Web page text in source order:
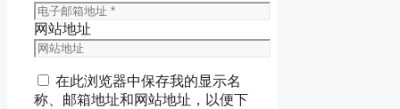
网站地址
在此浏览器中保存我的显示名
称、邮箱地址和网站地址，以便下